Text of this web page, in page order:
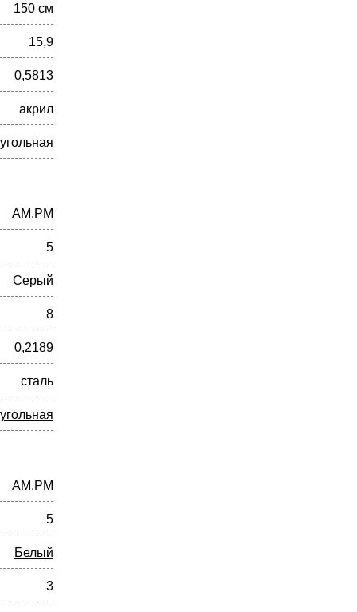
150 см
15,9
0,5813
акрил
AM.PM
5
Серый
8
0,2189
сталь
AM.PM
5
Белый
3